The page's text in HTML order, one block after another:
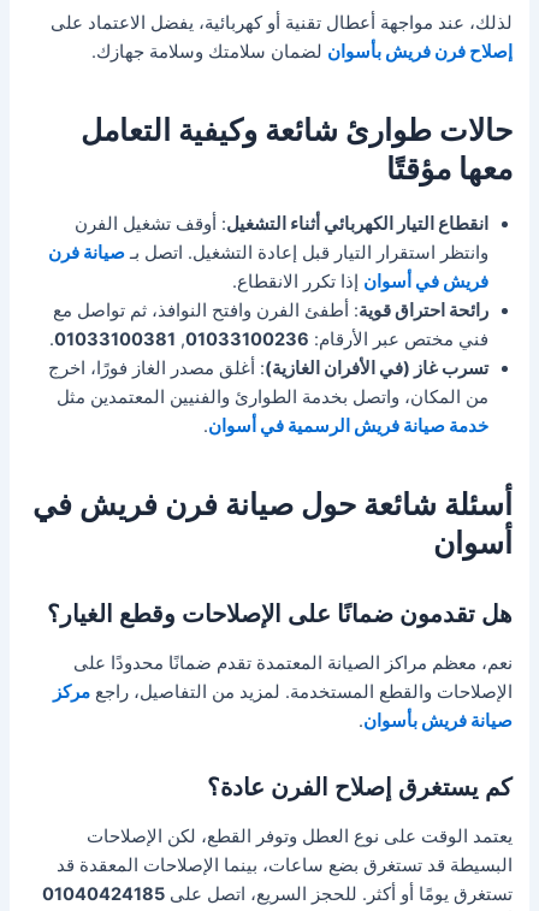
لذلك، عند مواجهة أعطال تقنية أو كهربائية، يفضل الاعتماد على
إصلاح فرن فريش بأسوان لضمان سلامتك وسلامة جهازك.
حالات طوارئ شائعة وكيفية التعامل
معها مؤقتًا
انقطاع التيار الكهربائي أثناء التشغيل: أوقف تشغيل الفرن
وانتظر استقرار التيار قبل إعادة التشغيل. اتصل بـصيانة فرن
فريش في أسوان إذا تكرر الانقطاع.
رائحة احتراق قوية: أطفئ الفرن وافتح النوافذ، ثم تواصل مع
فني مختص عبر الأرقام: 01033100236
,
01033100381
.
تسرب غاز (في الأفران الغازية): أغلق مصدر الغاز فورًا، اخرج
من المكان، واتصل بخدمة الطوارئ والفنيين المعتمدين مثل
خدمة صيانة فريش الرسمية في أسوان.
أسئلة شائعة حول صيانة فرن فريش في
أسوان
هل تقدمون ضمانًا على الإصلاحات وقطع الغيار؟
نعم، معظم مراكز الصيانة المعتمدة تقدم ضمانًا محدودًا على
الإصلاحات والقطع المستخدمة. لمزيد من التفاصيل، راجعمركز
صيانة فريش بأسوان.
كم يستغرق إصلاح الفرن عادة؟
يعتمد الوقت على نوع العطل وتوفر القطع، لكن الإصلاحات
البسيطة قد تستغرق بضع ساعات، بينما الإصلاحات المعقدة قد
تستغرق يومًا أو أكثر. للحجز السريع، اتصل على01040424185